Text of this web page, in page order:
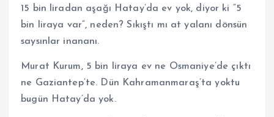
15 bin liradan aşağı Hatay’da ev yok, diyor ki “5
bin liraya var”, neden? Sıkıştı mı at yalanı dönsün
saysınlar inananı.
Murat Kurum, 5 bin liraya ev ne Osmaniye’de çıktı
ne Gaziantep’te. Dün Kahramanmaraş’ta yoktu
bugün Hatay’da yok.